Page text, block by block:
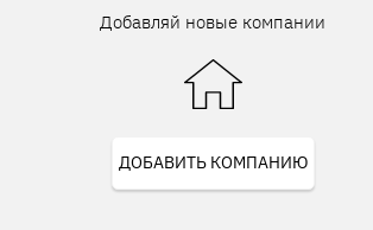
Добавляй новые компании
ДОБАВИТЬ КОМПАНИЮ